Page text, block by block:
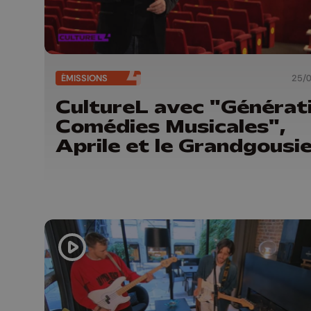
ÉMISSIONS 25/
CultureL avec
Comédies Musicales",
Aprile et le